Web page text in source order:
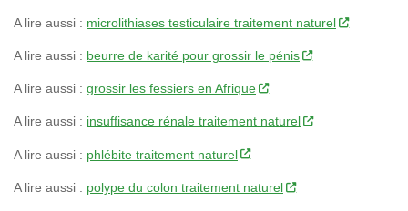
A lire aussi : microlithiases testiculaire traitement naturel
A lire aussi : beurre de karité pour grossir le pénis
A lire aussi : grossir les fessiers en Afrique
A lire aussi : insuffisance rénale traitement naturel
A lire aussi : phlébite traitement naturel
A lire aussi : polype du colon traitement naturel